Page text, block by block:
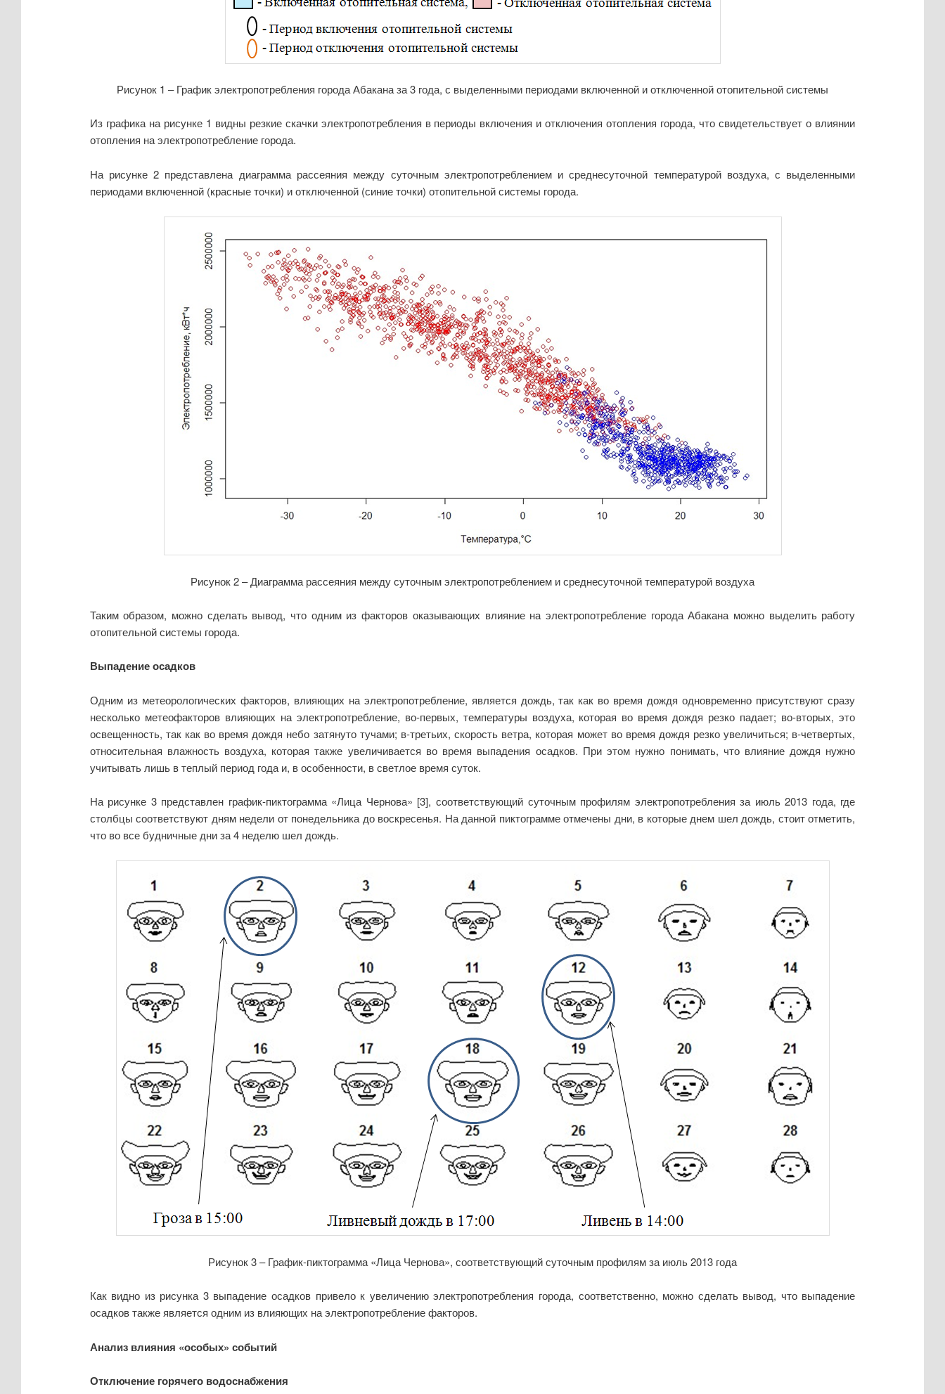
Рисунок 1 – График электропотребления города Абакана за 3 года, с выделенными периодами включенной и отключенной отопительной системы
Из графика на рисунке 1 видны резкие скачки электропотребления в периоды включения и отключения отопления города, что свидетельствует о влиянии
отопления на электропотребление города.
На рисунке 2 представлена диаграмма рассеяния между суточным электропотреблением и среднесуточной температурой воздуха, с выделенными
периодами включенной (красные точки) и отключенной (синие точки) отопительной системы города.
Рисунок 2 – Диаграмма рассеяния между суточным электропотреблением и среднесуточной температурой воздуха
Таким образом, можно сделать вывод, что одним из факторов оказывающих влияние на электропотребление города Абакана можно выделить работу
отопительной системы города.
Выпадение осадков
Одним из метеорологических факторов, влияющих на электропотребление, является дождь, так как во время дождя одновременно присутствуют сразу
несколько метеофакторов влияющих на электропотребление, во-первых, температуры воздуха, которая во время дождя резко падает; во-вторых, это
освещенность, так как во время дождя небо затянуто тучами; в-третьих, скорость ветра, которая может во время дождя резко увеличиться; в-четвертых,
относительная влажность воздуха, которая также увеличивается во время выпадения осадков. При этом нужно понимать, что влияние дождя нужно
учитывать лишь в теплый период года и, в особенности, в светлое время суток.
На рисунке 3 представлен график-пиктограмма «Лица Чернова» [3], соответствующий суточным профилям электропотребления за июль 2013 года, где
столбцы соответствуют дням недели от понедельника до воскресенья. На данной пиктограмме отмечены дни, в которые днем шел дождь, стоит отметить,
что во все будничные дни за 4 неделю шел дождь.
Рисунок 3 – График-пиктограмма «Лица Чернова», соответствующий суточным профилям за июль 2013 года
Как видно из рисунка 3 выпадение осадков привело к увеличению электропотребления города, соответственно, можно сделать вывод, что выпадение
осадков также является одним из влияющих на электропотребление факторов.
Анализ влияния «особых» событий
Отключение горячего водоснабжения